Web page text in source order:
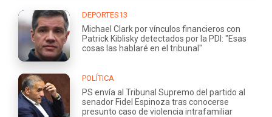
DEPORTES13
Michael Clark por vínculos financieros con
Patrick Kiblisky detectados por la PDI: "Esas
cosas las hablaré en el tribunal"
POLÍTICA
PS envía al Tribunal Supremo del partido al
senador Fidel Espinoza tras conocerse
presunto caso de violencia intrafamiliar